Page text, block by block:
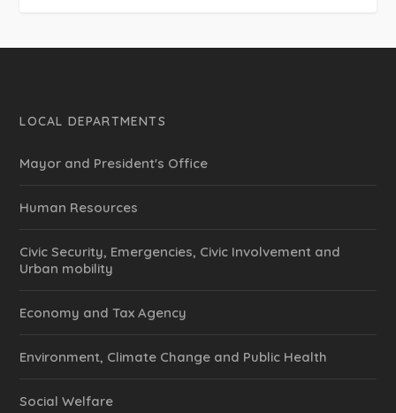
LOCAL DEPARTMENTS
Mayor and President's Office
Human Resources
Civic Security, Emergencies, Civic Involvement and
Urban mobility
Economy and Tax Agency
Environment, Climate Change and Public Health
Social Welfare